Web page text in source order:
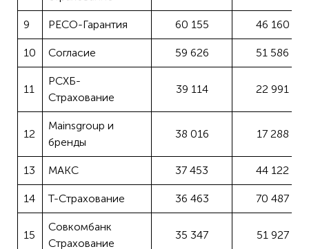
9 РЕСО-Гарантия 60 155 46 160
10 Согласие 59 626 51 586
11
РСХБ-
Страхование
39 114 22 991
12
Mainsgroup и
бренды
38 016 17 288
13 МАКС 37 453 44 122
14 Т-Страхование 36 463 70 487
15
Совкомбанк
Страхование
35 347 51 927